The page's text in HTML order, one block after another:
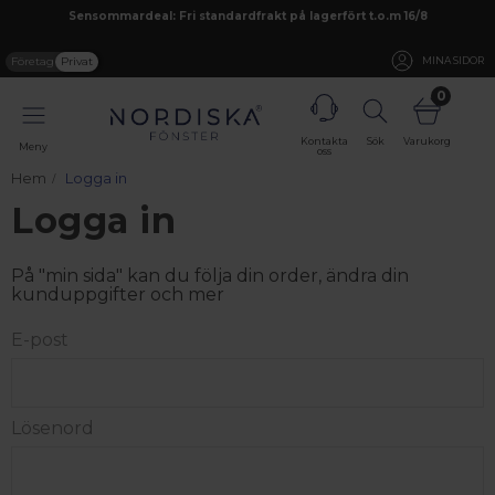
Sensommardeal: Fri standardfrakt på lagerfört t.o.m 16/8
Företag Privat MINA SIDOR
Meny
Kontakta
oss
Sök
0
Varukorg
Hem Logga in
Logga in
På "min sida" kan du följa din order, ändra din
kunduppgifter och mer
E-post
Lösenord